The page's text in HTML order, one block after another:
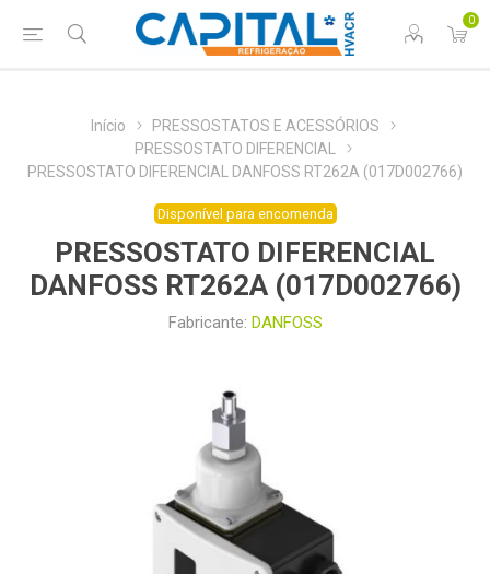
0
Início
PRESSOSTATOS E ACESSÓRIOS
PRESSOSTATO DIFERENCIAL
PRESSOSTATO DIFERENCIAL DANFOSS RT262A (017D002766)
Disponível para encomenda
PRESSOSTATO DIFERENCIAL
DANFOSS RT262A (017D002766)
Fabricante: DANFOSS